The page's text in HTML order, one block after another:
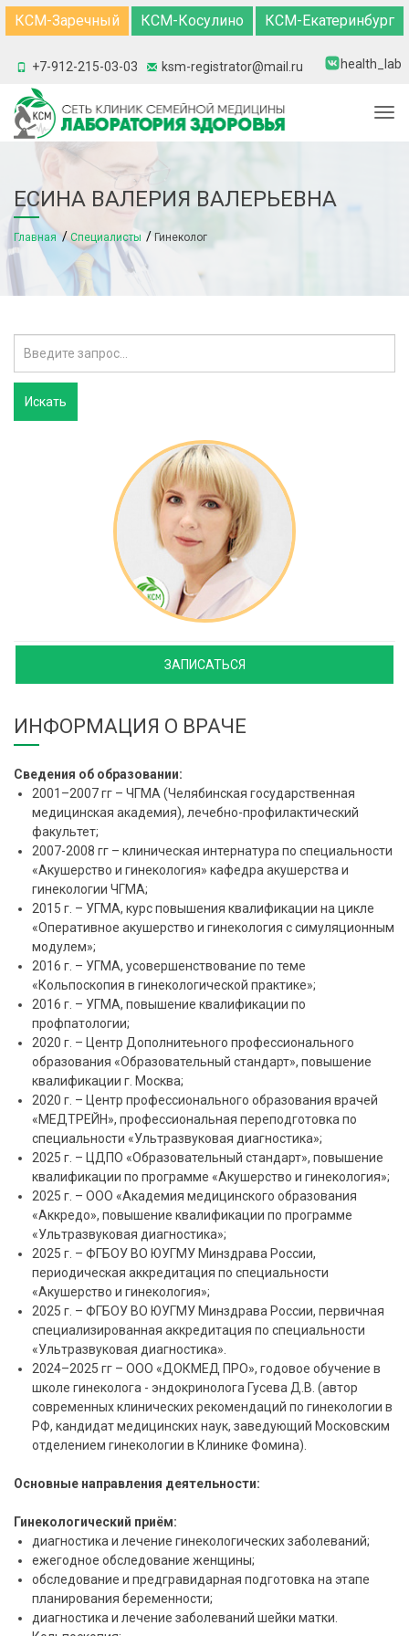
КСМ-Заречный КСМ-Косулино КСМ-Екатеринбург
+7-912-215-03-03 ksm-registrator@mail.ru health_lab
ЕСИНА ВАЛЕРИЯ ВАЛЕРЬЕВНА
Главная Специалисты Гинеколог
ЗАПИСАТЬСЯ
ИНФОРМАЦИЯ О ВРАЧЕ
Сведения об образовании:
2001–2007 гг – ЧГМА (Челябинская государственная
медицинская академия), лечебно-профилактический
факультет;
2007-2008 гг – клиническая интернатура по специальности
«Акушерство и гинекология» кафедра акушерства и
гинекологии ЧГМА;
2015 г. – УГМА, курс повышения квалификации на цикле
«Оперативное акушерство и гинекология с симуляционным
модулем»;
2016 г. – УГМА, усовершенствование по теме
«Кольпоскопия в гинекологической практике»;
2016 г. – УГМА, повышение квалификации по
профпатологии;
2020 г. – Центр Дополнитеьного профессионального
образования «Образовательный стандарт», повышение
квалификации г. Москва;
2020 г. – Центр профессионального образования врачей
«МЕДТРЕЙН», профессиональная переподготовка по
специальности «Ультразвуковая диагностика»;
2025 г. – ЦДПО «Образовательный стандарт», повышение
квалификации по программе «Акушерство и гинекология»;
2025 г. – ООО «Академия медицинского образования
«Аккредо», повышение квалификации по программе
«Ультразвуковая диагностика»;
2025 г. – ФГБОУ ВО ЮУГМУ Минздрава России,
периодическая аккредитация по специальности
«Акушерство и гинекология»;
2025 г. – ФГБОУ ВО ЮУГМУ Минздрава России, первичная
специализированная аккредитация по специальности
«Ультразвуковая диагностика».
2024–2025 гг – ООО «ДОКМЕД ПРО», годовое обучение в
школе гинеколога - эндокринолога Гусева Д.В. (автор
современных клинических рекомендаций по гинекологии в
РФ, кандидат медицинских наук, заведующий Московским
отделением гинекологии в Клинике Фомина).
Основные направления деятельности:
Гинекологический приём:
диагностика и лечение гинекологических заболеваний;
ежегодное обследование женщины;
обследование и предгравидарная подготовка на этапе
планирования беременности;
диагностика и лечение заболеваний шейки матки.